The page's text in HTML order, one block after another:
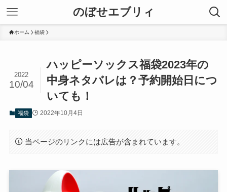
のぼせエブリィ
ホーム 福袋
ハッピーソックス福袋2023年の
中身ネタバレは？予約開始日につ
いても！
2022
10/04
福袋 2022年10月4日
当ページのリンクには広告が含まれています。